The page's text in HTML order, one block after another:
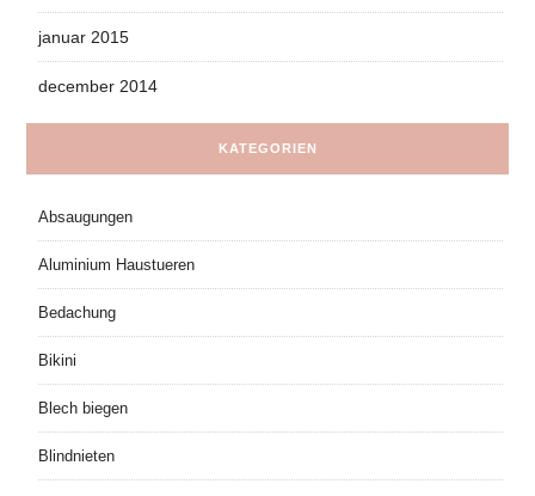
januar 2015
december 2014
KATEGORIEN
Absaugungen
Aluminium Haustueren
Bedachung
Bikini
Blech biegen
Blindnieten